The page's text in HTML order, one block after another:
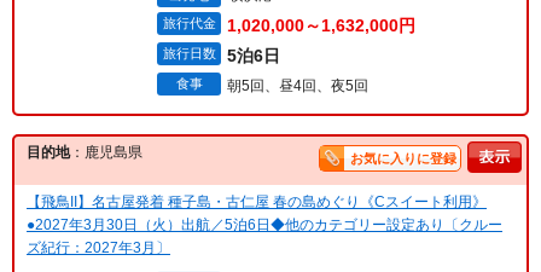
旅行代金 1,020,000～1,632,000円
旅行日数 5泊6日
食事 朝5回、昼4回、夜5回
目的地：鹿児島県 お気に入りに登録
【飛鳥II】名古屋発着 種子島・古仁屋 春の島めぐり《Cスイート利用》
●2027年3月30日（火）出航／5泊6日◆他のカテゴリー設定あり〔クルー
ズ紀行：2027年3月〕